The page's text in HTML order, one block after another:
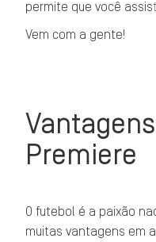
permite que você
Vem com a gente!
Premiere
O futebol é a paixão
muitas vantagens em